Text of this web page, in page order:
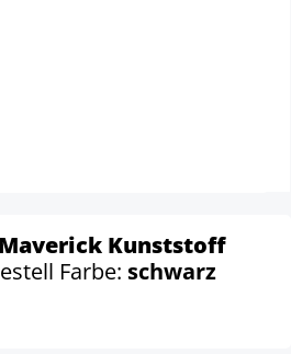
Kunststoff
Farbe: schwarz